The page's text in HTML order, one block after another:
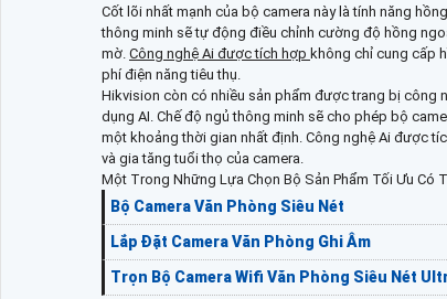
Cốt lõi nhất mạnh của bộ camera này là tính năng
thông minh sẽ tự động điều chỉnh cường độ hồng
mờ. Công nghệ Ai được tích hợp không chỉ cung cấp
phí điện năng tiêu thụ.
Hikvision còn có nhiều sản phẩm được trang bị công
dụng AI. Chế độ ngủ thông minh sẽ cho phép bộ
một khoảng thời gian nhất định. Công nghệ Ai được
và gia tăng tuổi thọ của camera.
Một Trong Những Lựa Chọn Bộ Sản Phẩm Tối Ưu Có
Bộ Camera Văn Phòng Siêu Nét
Lắp Đặt Camera Văn Phòng Ghi Âm
Trọn Bộ Camera Wifi Văn Phòng Siêu Nét